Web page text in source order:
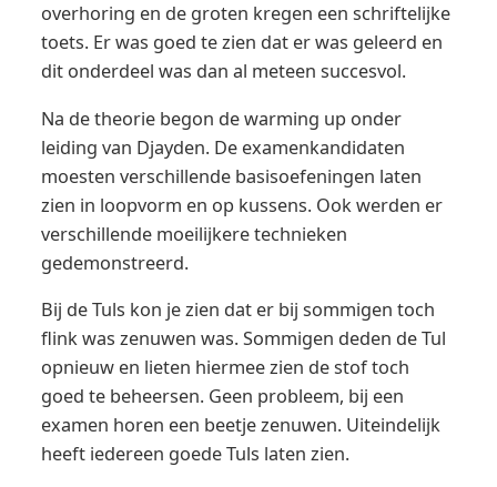
overhoring en de groten kregen een schriftelijke
toets. Er was goed te zien dat er was geleerd en
dit onderdeel was dan al meteen succesvol.
Na de theorie begon de warming up onder
leiding van Djayden. De examenkandidaten
moesten verschillende basisoefeningen laten
zien in loopvorm en op kussens. Ook werden er
verschillende moeilijkere technieken
gedemonstreerd.
Bij de Tuls kon je zien dat er bij sommigen toch
flink was zenuwen was. Sommigen deden de Tul
opnieuw en lieten hiermee zien de stof toch
goed te beheersen. Geen probleem, bij een
examen horen een beetje zenuwen. Uiteindelijk
heeft iedereen goede Tuls laten zien.